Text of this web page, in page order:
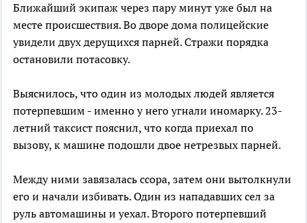
Ближайший экипаж через пару минут уже был на
месте происшествия. Во дворе дома полицейские
увидели двух дерущихся парней. Стражи порядка
остановили потасовку.
Выяснилось, что один из молодых людей является
потерпевшим - именно у него угнали иномарку. 23-
летний таксист пояснил, что когда приехал по
вызову, к машине подошли двое нетрезвых парней.
Между ними завязалась ссора, затем они вытолкнули
его и начали избивать. Один из нападавших сел за
руль автомашины и уехал. Второго потерпевший